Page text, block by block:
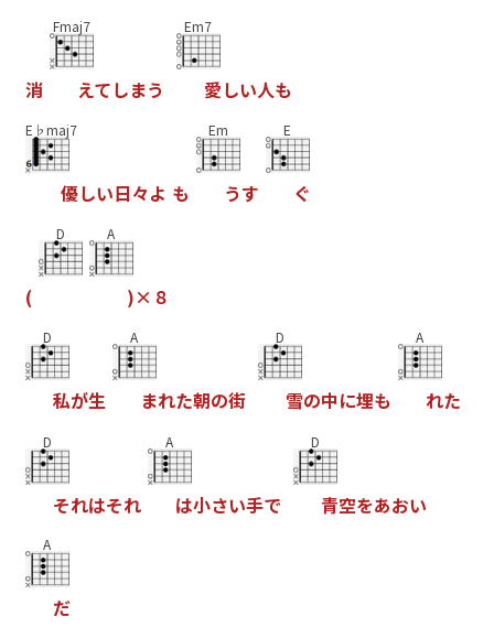
消
Fmaj7
えてしまう
Em7
愛しい人も
E♭maj7
優しい日々よ も
Em
うす
E
ぐ
(
D A
)× ８
D
私が生
A
まれた朝の街
D
雪の中に埋も
A
れた
D
それはそれ
A
は小さい手で
D
青空をあおい
A
だ